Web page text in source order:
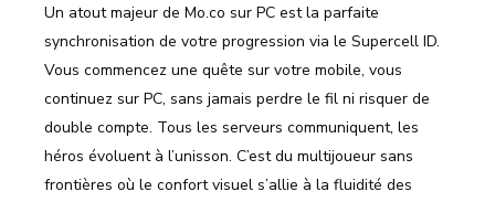
Un atout majeur de Mo.co sur PC est la parfaite
synchronisation de votre progression via le Supercell ID.
Vous commencez une quête sur votre mobile, vous
continuez sur PC, sans jamais perdre le fil ni risquer de
double compte. Tous les serveurs communiquent, les
héros évoluent à l’unisson. C’est du multijoueur sans
frontières où le confort visuel s’allie à la fluidité des